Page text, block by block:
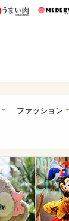
いパン うまい肉
ファッション